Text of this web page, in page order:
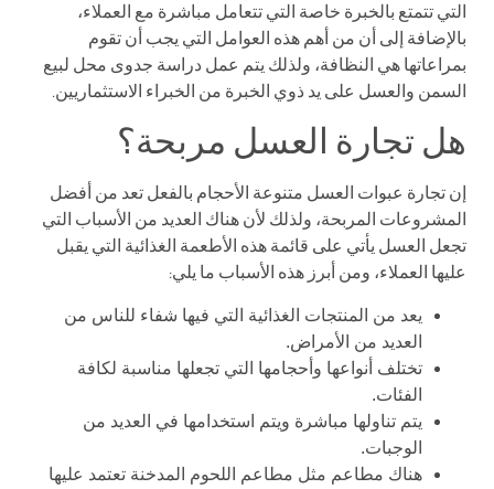
التي تتمتع بالخبرة خاصة التي تتعامل مباشرة مع العملاء،
بالإضافة إلى أن من أهم هذه العوامل التي يجب أن تقوم
بمراعاتها هي النظافة، ولذلك يتم عمل دراسة جدوى محل لبيع
السمن والعسل على يد ذوي الخبرة من الخبراء الاستثماريين.
هل تجارة العسل مربحة؟
إن تجارة عبوات العسل متنوعة الأحجام بالفعل تعد من أفضل
المشروعات المربحة، ولذلك لأن هناك العديد من الأسباب التي
تجعل العسل يأتي على قائمة هذه الأطعمة الغذائية التي يقبل
عليها العملاء، ومن أبرز هذه الأسباب ما يلي:
يعد من المنتجات الغذائية التي فيها شفاء للناس من
العديد من الأمراض.
تختلف أنواعها وأحجامها التي تجعلها مناسبة لكافة
الفئات.
يتم تناولها مباشرة ويتم استخدامها في العديد من
الوجبات.
هناك مطاعم مثل مطاعم اللحوم المدخنة تعتمد عليها